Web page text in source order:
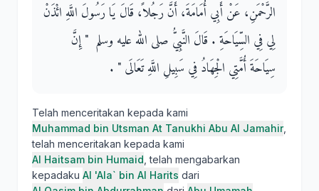
الرَّحْمَنِ، عَنْ أَبِي أُمَامَةَ، أَنَّ رَجُلاً، قَالَ يَا رَسُولَ اللَّهِ ائْذَنْ
لِي فِي السِّيَاحَةِ ‏.‏ قَالَ النَّبِيُّ صلى الله عليه وسلم ‏ "‏ إِنَّ
سِيَاحَةَ أُمَّتِي الْجِهَادُ فِي سَبِيلِ اللَّهِ تَعَالَى ‏"‏ ‏.‏
Telah menceritakan kepada kami
Muhammad bin Utsman At Tanukhi Abu Al Jamahir,
telah menceritakan kepada kami
Al Haitsam bin Humaid , telah mengabarkan
kepadaku Al 'Ala` bin Al Harits dari